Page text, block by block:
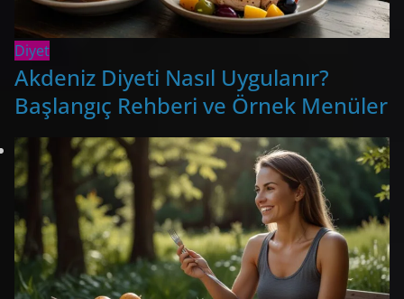
Diyet
Akdeniz Diyeti Nasıl Uygulanır?
Başlangıç Rehberi ve Örnek Menüler